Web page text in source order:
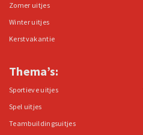
Zomer uitjes
Winter uitjes
Kerstvakantie
Thema’s:
Sportieve uitjes
Spel uitjes
Teambuildingsuitjes